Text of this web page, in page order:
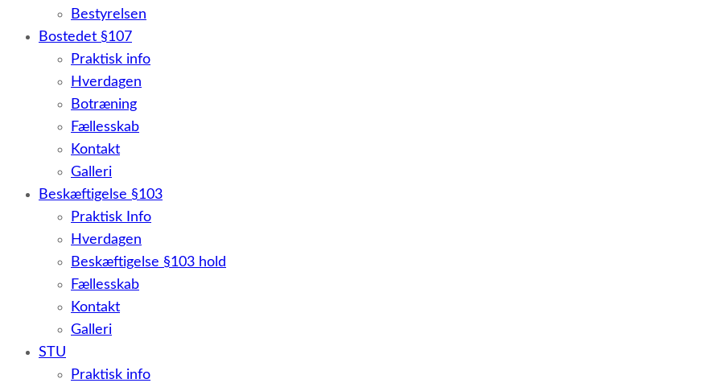
Bestyrelsen
Bostedet §107
Praktisk info
Hverdagen
Botræning
Fællesskab
Kontakt
Galleri
Beskæftigelse §103
Praktisk Info
Hverdagen
Beskæftigelse §103 hold
Fællesskab
Kontakt
Galleri
STU
Praktisk info